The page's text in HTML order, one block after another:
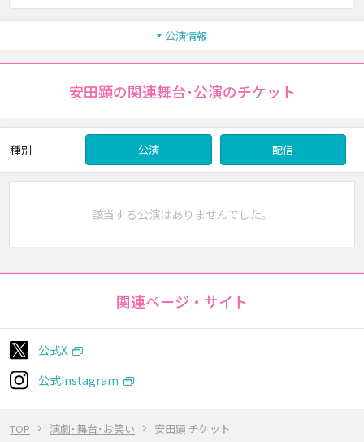
TOP 演劇･舞台･お笑い 安田顕 チケット
公演情報
安田顕の関連舞台･公演のチケット
種別 公演 配信
該当する公演はありませんでした。
関連ページ・サイト
公式X
公式Instagram